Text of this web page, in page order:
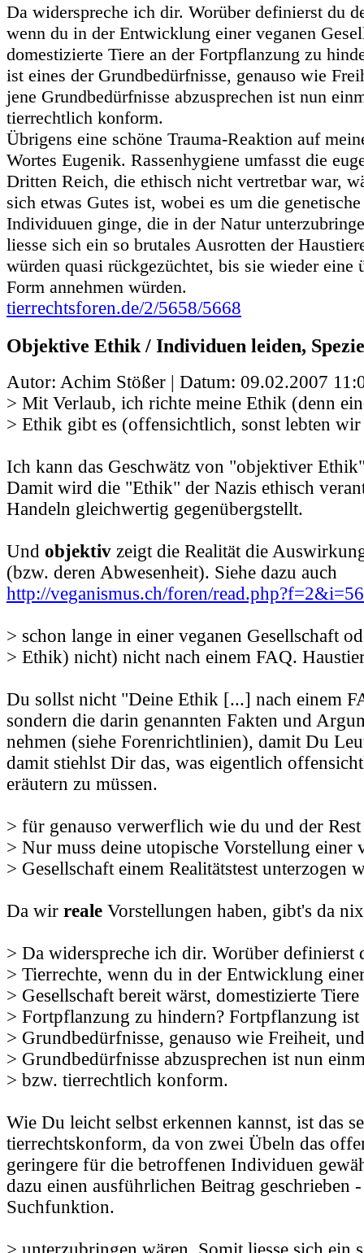
Da widerspreche ich dir. Worüber definierst du
wenn du in der Entwicklung einer veganen
domestizierte Tiere an der Fortpflanzung zu
ist eines der Grundbedürfnisse, genauso wie
jene Grundbedürfnisse abzusprechen ist nun
tierrechtlich konform.
Übrigens eine schöne Trauma-Reaktion auf
Wortes Eugenik. Rassenhygiene umfasst die
Dritten Reich, die ethisch nicht vertretbar war,
sich etwas Gutes ist, wobei es um die
Individuuen ginge, die in der Natur
liesse sich ein so brutales Ausrotten der
würden quasi rückgezüchtet, bis sie wieder eine
Form annehmen würden.
tierrechtsforen.de/2/5658/5668
Objektive Ethik / Individuen leiden,
Autor: Achim Stößer | Datum: 09.02.2007
> Mit Verlaub, ich richte meine Ethik (denn
> Ethik gibt es (offensichtlich, sonst lebten wir
Ich kann das Geschwätz von "objektiver
Damit wird die "Ethik" der Nazis ethisch
Handeln gleichwertig gegenübergstellt.
Und objektiv zeigt die Realität die
(bzw. deren Abwesenheit). Siehe dazu auch
http://veganismus.ch/foren/
> schon lange in einer veganen Gesellschaft
> Ethik) nicht) nicht nach einem FAQ.
Du sollst nicht "Deine Ethik [...] nach einem
sondern die darin genannten Fakten und
nehmen (siehe Forenrichtlinien), damit Du
damit stiehlst Dir das, was eigentlich
eräutern zu müssen.
> für genauso verwerflich wie du und der Rest
> Nur muss deine utopische Vorstellung einer
> Gesellschaft einem Realitätstest unterzogen
Da wir reale Vorstellungen haben, gibt's da
> Da widerspreche ich dir. Worüber definierst
> Tierrechte, wenn du in der Entwicklung
> Gesellschaft bereit wärst, domestizierte Tiere
> Fortpflanzung zu hindern? Fortpflanzung ist
> Grundbedürfnisse, genauso wie Freiheit,
> Grundbedürfnisse abzusprechen ist nun
> bzw. tierrechtlich konform.
Wie Du leicht selbst erkennen kannst, ist das
tierrechtskonform, da von zwei Übeln das
geringere für die betroffenen Individuen
dazu einen ausführlichen Beitrag geschrieben -
Suchfunktion.